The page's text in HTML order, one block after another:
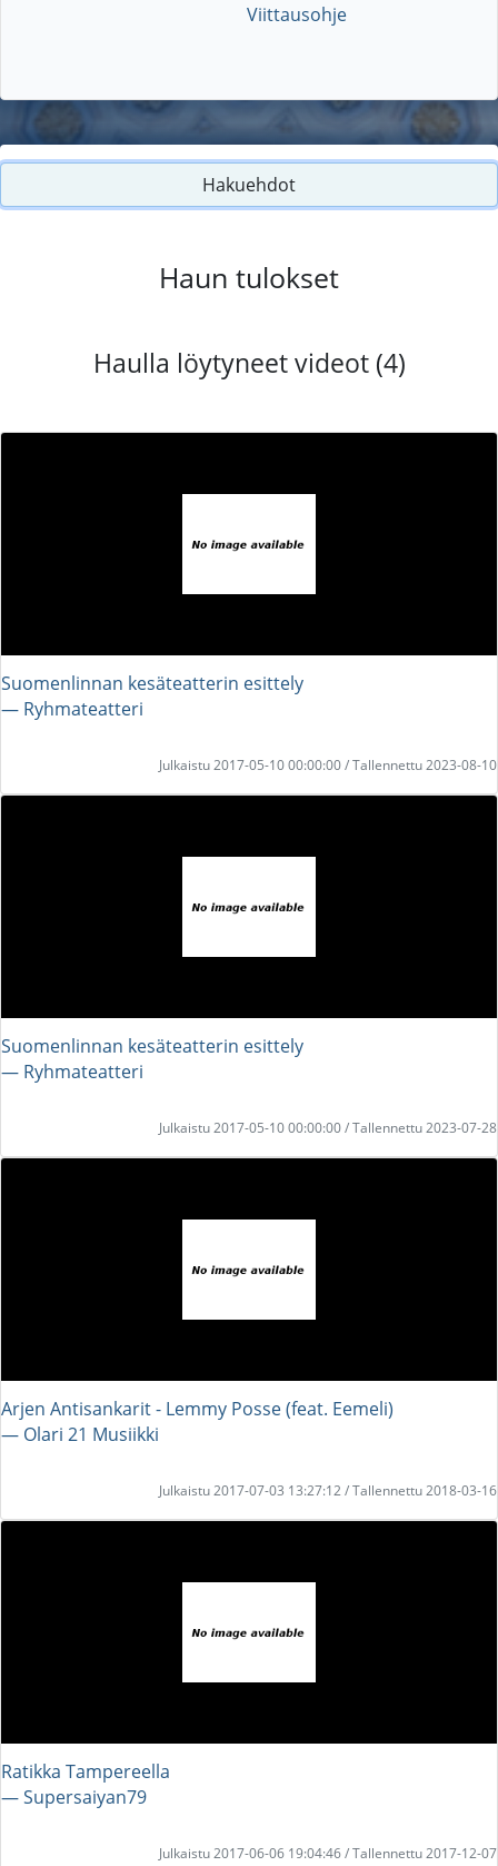
Viittausohje
Hakuehdot
Haun tulokset
Haulla löytyneet videot (4)
Suomenlinnan kesäteatterin esittely
― Ryhmateatteri
Julkaistu 2017-05-10 00:00:00 / Tallennettu 2023-08-10
Suomenlinnan kesäteatterin esittely
― Ryhmateatteri
Julkaistu 2017-05-10 00:00:00 / Tallennettu 2023-07-28
Arjen Antisankarit - Lemmy Posse (feat. Eemeli)
― Olari 21 Musiikki
Julkaistu 2017-07-03 13:27:12 / Tallennettu 2018-03-16
Ratikka Tampereella
― Supersaiyan79
Julkaistu 2017-06-06 19:04:46 / Tallennettu 2017-12-07